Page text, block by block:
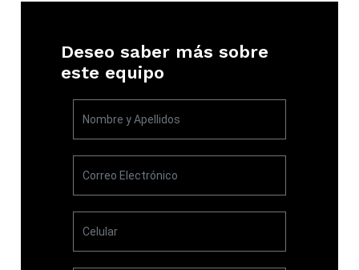
Deseo saber más sobre
este equipo